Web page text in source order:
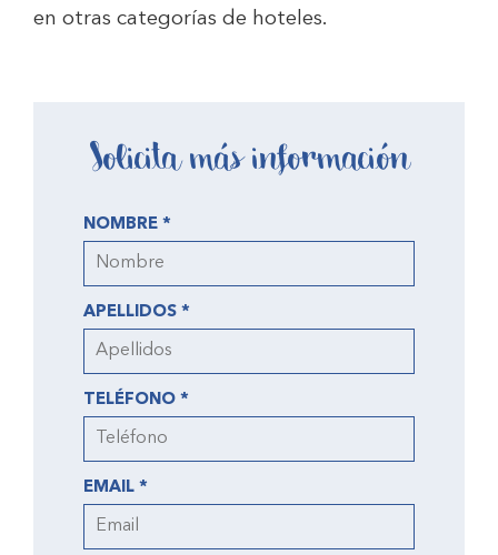
en otras categorías de hoteles.
Solicita más información
NOMBRE *
APELLIDOS *
TELÉFONO *
EMAIL *